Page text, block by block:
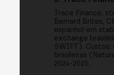
Trace Finance,
Bernard Brites,
espanhol em
exchange
SWIFT). Custos:
brasileiras
2024-2025.